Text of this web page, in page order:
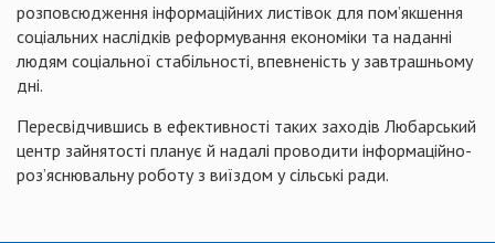
розповсюдження інформаційних листівок для пом’якшення
соціальних наслідків реформування економіки та наданні
людям соціальної стабільності, впевненість у завтрашньому
дні.
Пересвідчившись в ефективності таких заходів Любарський
центр зайнятості планує й надалі проводити інформаційно-
роз’яснювальну роботу з виїздом у сільські ради.